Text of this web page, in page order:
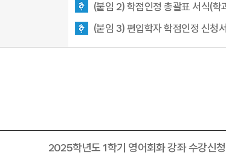
(붙임 2) 학점인정 총괄표 서식(
(붙임 3) 편입학자 학점인정 신청
2025학년도 1학기 영어회화 강좌 수강신